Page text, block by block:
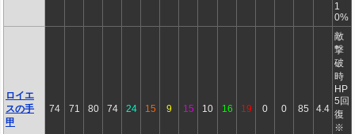
1
0%
ロイエ
スの手
甲
74 71 80 74 24 15 9 15 10 16 19 0 0 85 4.4
敵
撃
破
時
HP
5回
復
※